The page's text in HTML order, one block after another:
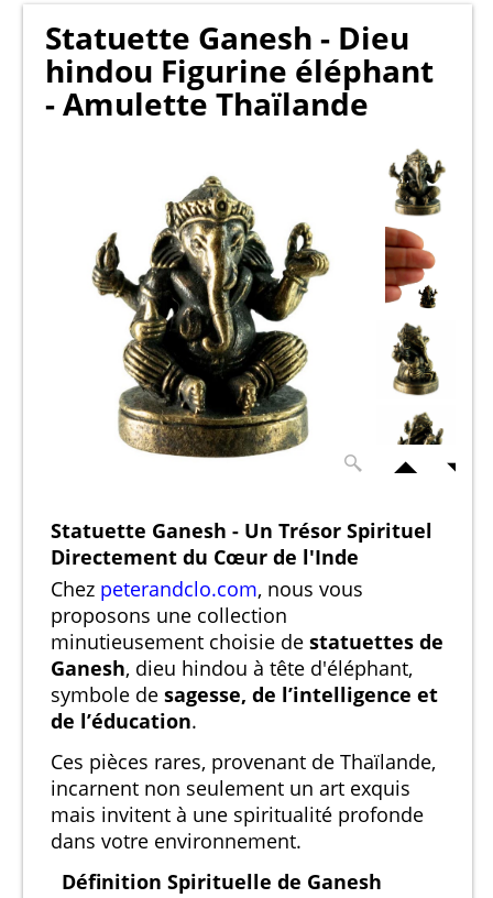
Statuette Ganesh - Dieu
hindou Figurine éléphant
- Amulette Thaïlande
Statuette Ganesh - Un Trésor Spirituel
Directement du Cœur de l'Inde
Chez peterandclo.com, nous vous
proposons une collection
minutieusement choisie de statuettes de
Ganesh, dieu hindou à tête d'éléphant,
symbole de sagesse, de l’intelligence et
de l’éducation.
Ces pièces rares, provenant de Thaïlande,
incarnent non seulement un art exquis
mais invitent à une spiritualité profonde
dans votre environnement.
Définition Spirituelle de Ganesh